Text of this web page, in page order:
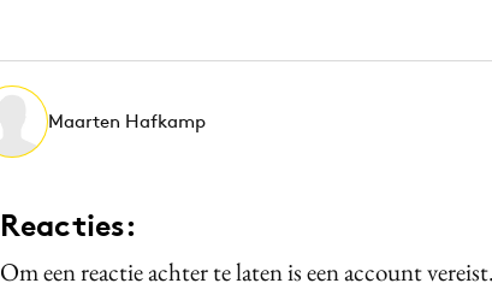
Maarten Hafkamp
Reacties:
Om een reactie achter te laten is een account vereist.